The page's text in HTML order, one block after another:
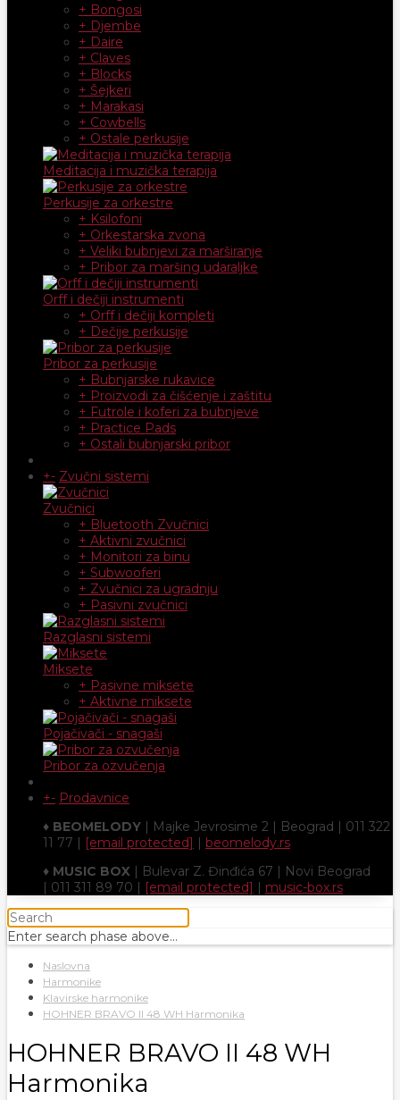
+ Bongosi
+ Djembe
+ Daire
+ Claves
+ Blocks
+ Šejkeri
+ Marakasi
+ Cowbells
+ Ostale perkusije
Meditacija i muzička terapija
Perkusije za orkestre
+ Ksilofoni
+ Orkestarska zvona
+ Veliki bubnjevi za marširanje
+ Pribor za maršing udaraljke
Orff i dečiji instrumenti
+ Orff i dečiji kompleti
+ Dečije perkusije
Pribor za perkusije
+ Bubnjarske rukavice
+ Proizvodi za čišćenje i zaštitu
+ Futrole i koferi za bubnjeve
+ Practice Pads
+ Ostali bubnjarski pribor
+- Zvučni sistemi
Zvučnici
+ Bluetooth Zvučnici
+ Aktivni zvučnici
+ Monitori za binu
+ Subwooferi
+ Zvučnici za ugradnju
+ Pasivni zvučnici
Razglasni sistemi
Miksete
+ Pasivne miksete
+ Aktivne miksete
Pojačivači - snagaši
Pribor za ozvučenja
+- Prodavnice
♦ BEOMELODY | Majke Jevrosime 2 | Beograd | 011 322
11 77 | [email protected] | beomelody.rs
♦ MUSIC BOX | Bulevar Z. Đinđića 67 | Novi Beograd
| 011 311 89 70 | [email protected] | music-box.rs
Enter search phase above...
Naslovna
Harmonike
Klavirske harmonike
HOHNER BRAVO II 48 WH Harmonika
HOHNER BRAVO II 48 WH
Harmonika